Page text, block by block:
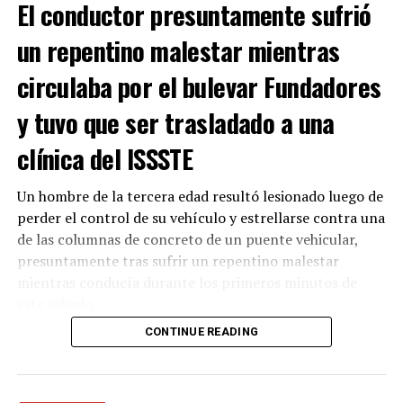
RELATED TOPICS:
CHOQUE DE CUATRIMOTO DEJA A UNA MUJER SIN VIDA, EN
SALTILLO
LOCALIZAN A PERSONA SIN VIDA EN UN TERRENO, EN
El conductor presuntamente sufrió
un repentino malestar mientras
circulaba por el bulevar Fundadores
y tuvo que ser trasladado a una
clínica del ISSSTE
Un hombre de la tercera edad resultó lesionado luego de
perder el control de su vehículo y estrellarse contra una
de las columnas de concreto de un puente vehicular,
presuntamente tras sufrir un repentino malestar
El accidente ocurrió alrededor de las 00:20 horas sobre
CONTINUE READING